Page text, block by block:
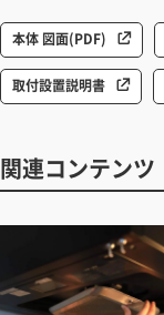
本体 図面(PDF)
取付設置説明書
関連コンテンツ